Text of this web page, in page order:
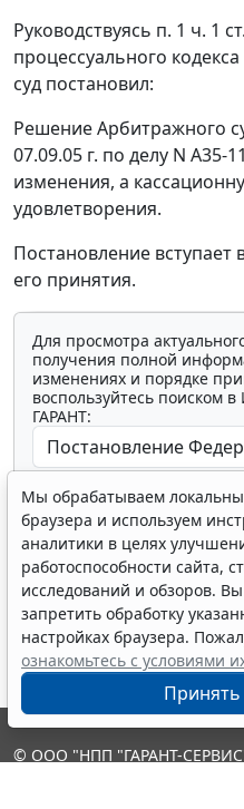
Руководствуясь п. 1 ч. 1
процессуального
суд постановил:
Решение Арбитражного
07.09.05 г. по делу N А35-
изменения, а
удовлетворения.
Постановление вступает
его принятия.
Для просмотра
получения полной
изменениях и порядке
воспользуйтесь поиском
ГАРАНТ:
Показать
Мы обрабатываем
браузера и используем
аналитики в целях
работоспособности сайта,
исследований и обзоров.
запретить обработку
настройках браузера.
ознакомьтесь с условиями
Принять
© ООО "НПП "ГАРАНТ-